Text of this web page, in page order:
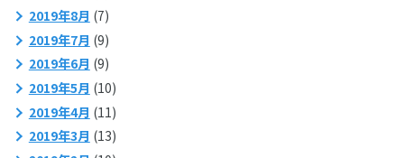
2019年8月 (7)
2019年7月 (9)
2019年6月 (9)
2019年5月 (10)
2019年4月 (11)
2019年3月 (13)